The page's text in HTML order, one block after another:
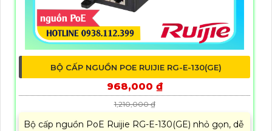
BỘ CẤP NGUỒN POE RUIJIE RG-E-130(GE)
968,000 ₫
1,210,000 ₫
Bộ cấp nguồn PoE Ruijie RG-E-130(GE) nhỏ gọn, dễ